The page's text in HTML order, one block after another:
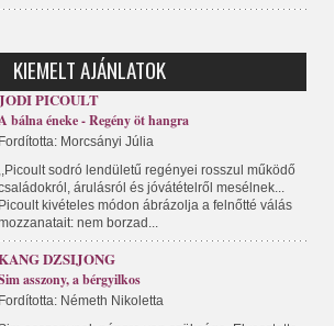
KIEMELT AJÁNLATOK
PICOULT
bálna éneke - Regény öt hangra
Fordította: Morcsányi Júlia
,,Picoult sodró lendületű regényei rosszul működő
árulásról és jóvátételről mesélnek...
Picoult kivételes módon ábrázolja a felnőtté válás
nem borzad...
DZSIJONG
asszony, a bérgyilkos
Fordította: Németh Nikoletta